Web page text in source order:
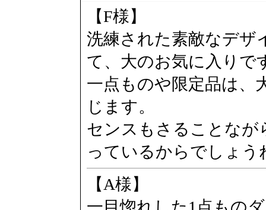
【F様】
洗練された素敵なデザ
て、大のお気に入りで
一点ものや限定品は、
じます。
センスもさることなが
っているからでしょう
【A様】